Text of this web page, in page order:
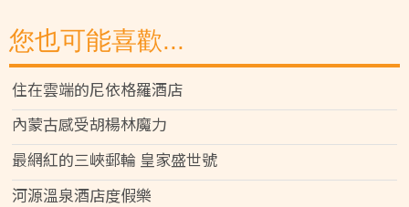
您也可能喜歡...
住在雲端的尼依格羅酒店
內蒙古感受胡楊林魔力
最網紅的三峽郵輪 皇家盛世號
河源溫泉酒店度假樂